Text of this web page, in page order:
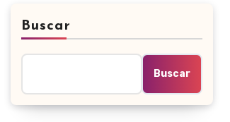
Buscar
Buscar